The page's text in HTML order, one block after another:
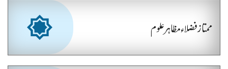
ممتاز فضلاء مظاہر علوم